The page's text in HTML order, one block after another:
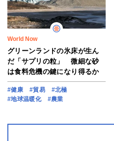
World Now
グリーンランドの氷床が生ん
だ「サプリの粒」 微細な砂
は食料危機の鍵になり得るか
#健康 #貿易
#北極
#地球温暖化
#農業